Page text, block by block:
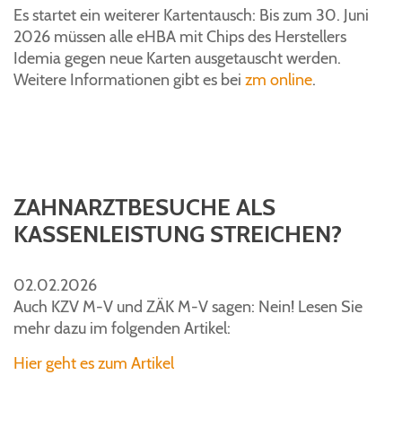
Es startet ein weiterer Kartentausch: Bis zum 30. Juni
2026 müssen alle eHBA mit Chips des Herstellers
Idemia gegen neue Karten ausgetauscht werden.
Weitere Informationen gibt es bei zm online.
ZAHNARZTBESUCHE ALS
KASSENLEISTUNG STREICHEN?
02.02.2026
Auch KZV M-V und ZÄK M-V sagen: Nein! Lesen Sie
mehr dazu im folgenden Artikel:
Hier geht es zum Artikel